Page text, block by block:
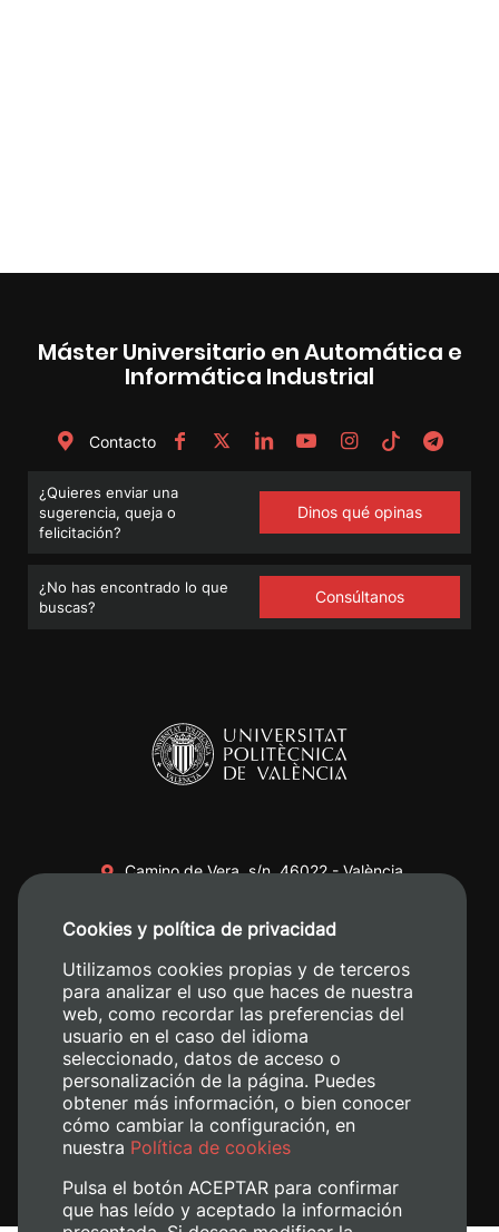
Máster Universitario en Automática e
Informática Industrial
Contacto
¿Quieres enviar una
sugerencia, queja o
felicitación?
Dinos qué opinas
¿No has encontrado lo que
buscas?
Consúltanos
Camino de Vera, s/n. 46022 - València
+34 620 04 00 50
Cookies y política de privacidad
Utilizamos cookies propias y de terceros
para analizar el uso que haces de nuestra
web, como recordar las preferencias del
usuario en el caso del idioma
seleccionado, datos de acceso o
personalización de la página. Puedes
obtener más información, o bien conocer
cómo cambiar la configuración, en
nuestra Política de cookies
Pulsa el botón ACEPTAR para confirmar
que has leído y aceptado la información